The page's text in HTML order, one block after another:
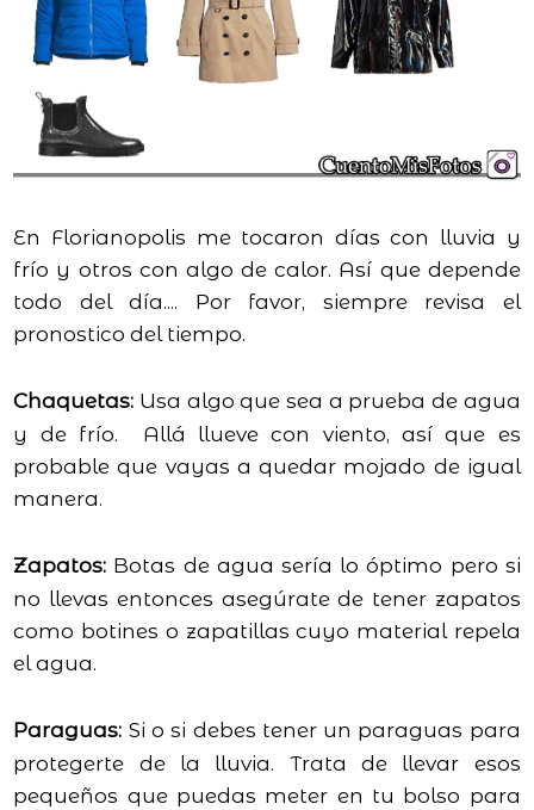
En Florianopolis me tocaron días con lluvia y
frío y otros con algo de calor. Así que depende
todo del día.... Por favor, siempre revisa el
pronostico del tiempo.
Chaquetas: Usa algo que sea a prueba de agua
y de frío. Allá llueve con viento, así que es
probable que vayas a quedar mojado de igual
manera.
Zapatos: Botas de agua sería lo óptimo pero si
no llevas entonces asegúrate de tener zapatos
como botines o zapatillas cuyo material repela
el agua.
Paraguas: Si o si debes tener un paraguas para
protegerte de la lluvia. Trata de llevar esos
pequeños que puedas meter en tu bolso para